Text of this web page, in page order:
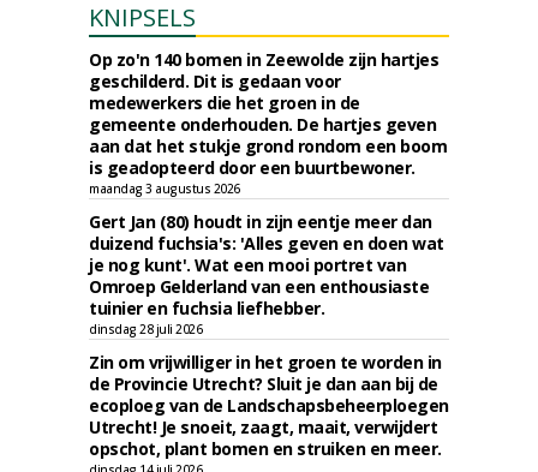
KNIPSELS
Op zo'n 140 bomen in Zeewolde zijn hartjes
geschilderd. Dit is gedaan voor
medewerkers die het groen in de
gemeente onderhouden. De hartjes geven
aan dat het stukje grond rondom een boom
is geadopteerd door een buurtbewoner.
maandag 3 augustus 2026
Gert Jan (80) houdt in zijn eentje meer dan
duizend fuchsia's: 'Alles geven en doen wat
je nog kunt'. Wat een mooi portret van
Omroep Gelderland van een enthousiaste
tuinier en fuchsia liefhebber.
dinsdag 28 juli 2026
Zin om vrijwilliger in het groen te worden in
de Provincie Utrecht? Sluit je dan aan bij de
ecoploeg van de Landschapsbeheerploegen
Utrecht! Je snoeit, zaagt, maait, verwijdert
opschot, plant bomen en struiken en meer.